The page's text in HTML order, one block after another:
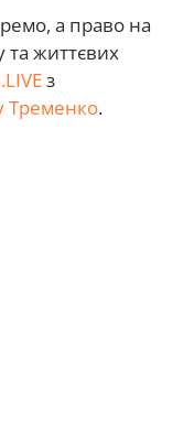
а право на
та життєвих
з
Тременко.